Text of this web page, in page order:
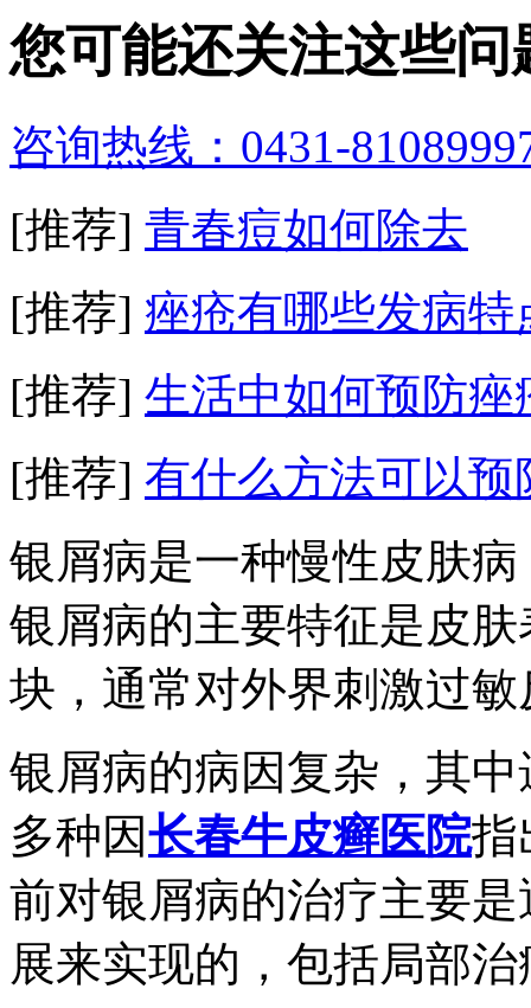
您可能还关注这些问
咨询热线：0431-
[推荐] 青春痘如何除去
[推荐] 痤疮有哪些发病特
[推荐] 生活中如何预防痤
[推荐] 有什么方法可以预
银屑病是一种慢性皮肤
银屑病的主要特征是皮
块，通常对外界刺激过
银屑病的病因复杂，其
多种因长春牛皮癣医院指
前对银屑病的治疗主要
展来实现的，包括局部